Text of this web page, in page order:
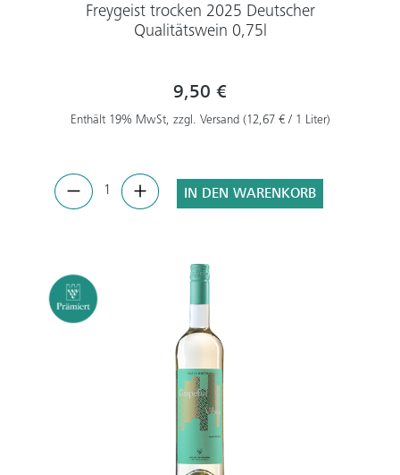
Freygeist trocken 2025 Deutscher
Qualitätswein 0,75l
9,50 €
Enthält 19% MwSt, zzgl. Versand (12,67 € / 1 Liter)
IN DEN WARENKORB